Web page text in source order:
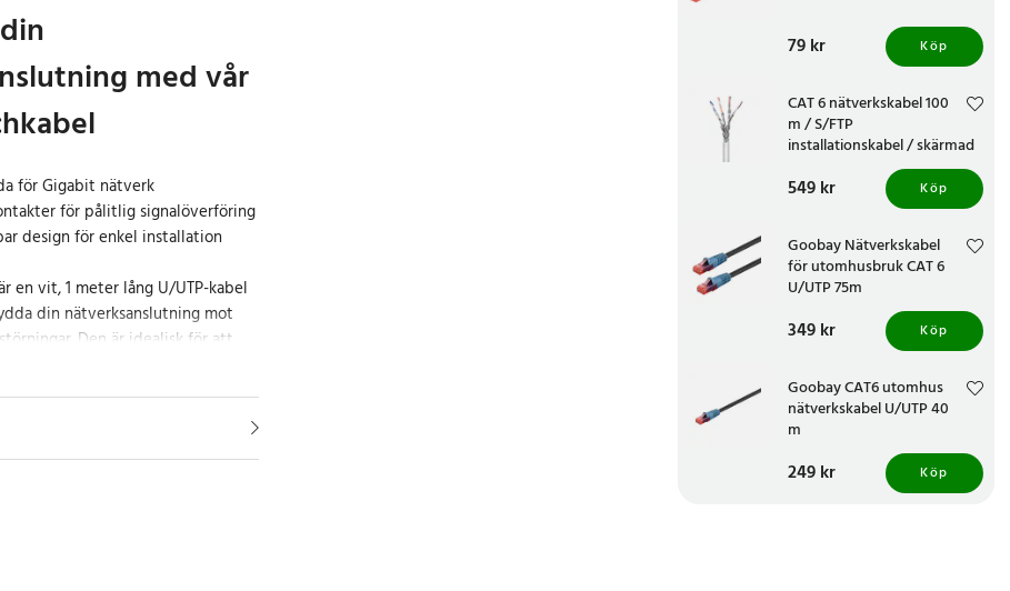
med vår
för Gigabit nätverk
för pålitlig signalöverföring
design för enkel installation
en vit, 1 meter lång U/UTP-kabel
din nätverksanslutning mot
Den är idealisk för att
som datorer till switchar
oskärmade design säkerställer
Den är utrustad med
Pris:79 kr
79 kr Köp
CAT 6 nätverkskabel 100
m / S/FTP
installationskabel / skärmad
LAN-kabel / vit datakabel för
inomhusbruk
Pris:549 kr
549 kr Köp
Goobay Nätverkskabel
för utomhusbruk CAT 6
U/UTP 75m
Pris:349 kr
349 kr Köp
Goobay CAT6 utomhus
nätverkskabel U/UTP 40
m
Pris:249 kr
249 kr Köp